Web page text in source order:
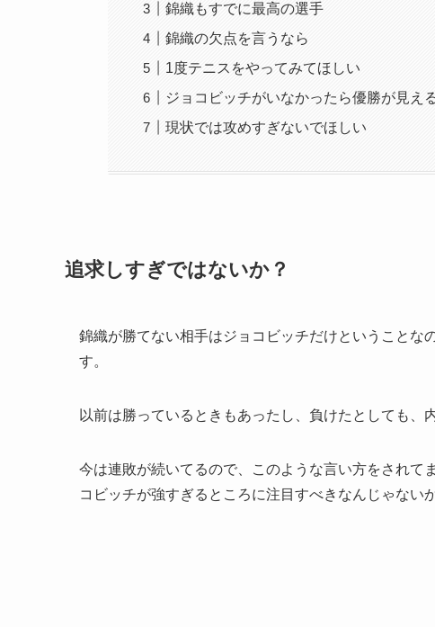
錦織もすでに最高の選手
錦織の欠点を言うなら
1度テニスをやってみてほしい
ジョコビッチがいなかったら優勝が見え
現状では攻めすぎないでほしい
追求しすぎではないか？
錦織が勝てない相手はジョコビッチだけということな
す。
以前は勝っているときもあったし、負けたとしても、
今は連敗が続いてるので、このような言い方をされて
コビッチが強すぎるところに注目すべきなんじゃないか